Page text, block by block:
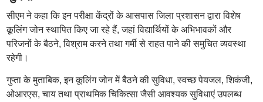
सीएम ने कहा कि इन परीक्षा केंद्रों के आसपास जिला प्रशासन द्वारा विशेष
कूलिंग जोन स्थापित किए जा रहे हैं, जहां विद्यार्थियों के अभिभावकों और
परिजनों के बैठने, विश्राम करने तथा गर्मी से राहत पाने की समुचित व्यवस्था
रहेगी।
गुप्ता के मुताबिक, इन कूलिंग जोन में बैठने की सुविधा, स्वच्छ पेयजल, शिकंजी,
ओआरएस, चाय तथा प्राथमिक चिकित्सा जैसी आवश्यक सुविधाएं उपलब्ध